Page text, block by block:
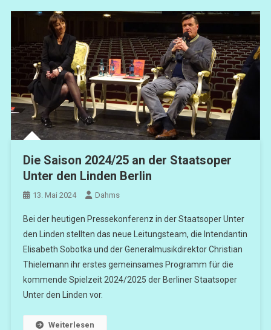
Die Saison 2024/25 an der Staatsoper
Unter den Linden Berlin
13. Mai 2024 Dahms
Bei der heutigen Pressekonferenz in der Staatsoper Unter
den Linden stellten das neue Leitungsteam, die Intendantin
Elisabeth Sobotka und der Generalmusikdirektor Christian
Thielemann ihr erstes gemeinsames Programm für die
kommende Spielzeit 2024/2025 der Berliner Staatsoper
Unter den Linden vor.
Weiterlesen